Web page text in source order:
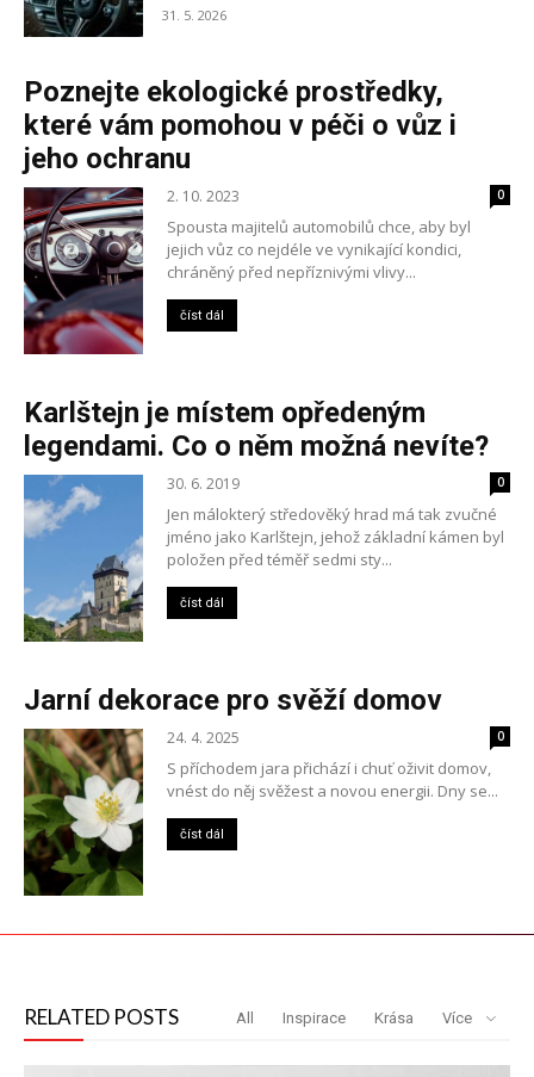
31. 5. 2026
Poznejte ekologické prostředky,
které vám pomohou v péči o vůz i
jeho ochranu
2. 10. 2023 0
Spousta majitelů automobilů chce, aby byl
jejich vůz co nejdéle ve vynikající kondici,
chráněný před nepříznivými vlivy...
číst dál
Karlštejn je místem opředeným
legendami. Co o něm možná nevíte?
30. 6. 2019 0
Jen málokterý středověký hrad má tak zvučné
jméno jako Karlštejn, jehož základní kámen byl
položen před téměř sedmi sty...
číst dál
Jarní dekorace pro svěží domov
24. 4. 2025 0
S příchodem jara přichází i chuť oživit domov,
vnést do něj svěžest a novou energii. Dny se...
číst dál
RELATED POSTS All Inspirace Krása Více